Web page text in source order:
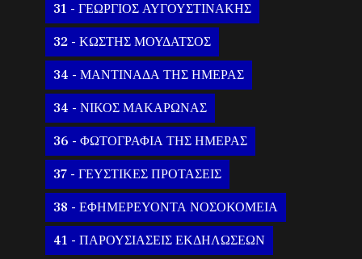
31 - ΓΕΩΡΓΙΟΣ ΑΥΓΟΥΣΤΙΝΑΚΗΣ
32 - ΚΩΣΤΗΣ ΜΟΥΔΑΤΣΟΣ
34 - ΜΑΝΤΙΝΑΔΑ ΤΗΣ ΗΜΕΡΑΣ
34 - ΝΙΚΟΣ ΜΑΚΑΡΩΝΑΣ
36 - ΦΩΤΟΓΡΑΦΙΑ ΤΗΣ ΗΜΕΡΑΣ
37 - ΓΕΥΣΤΙΚΕΣ ΠΡΟΤΑΣΕΙΣ
38 - ΕΦΗΜΕΡΕΥΟΝΤΑ ΝΟΣΟΚΟΜΕΙΑ
41 - ΠΑΡΟΥΣΙΑΣΕΙΣ ΕΚΔΗΛΩΣΕΩΝ